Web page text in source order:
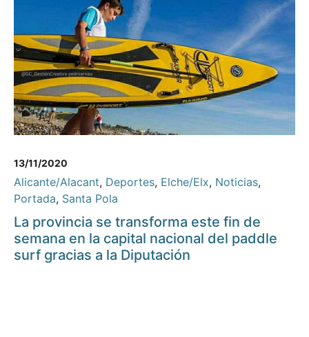
13/11/2020
Alicante/Alacant, Deportes, Elche/Elx, Noticias,
Portada, Santa Pola
La provincia se transforma este fin de
semana en la capital nacional del paddle
surf gracias a la Diputación